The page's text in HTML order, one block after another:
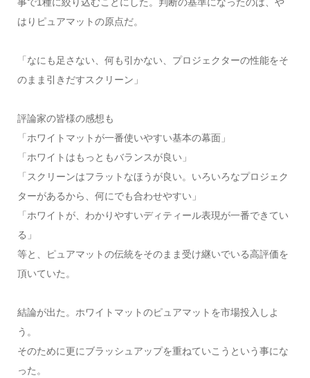
事で1種に絞り込むことにした。判断の基準になったのは、や
はりピュアマットの原点だ。
「なにも足さない、何も引かない、プロジェクターの性能をそ
のまま引きだすスクリーン」
評論家の皆様の感想も
「ホワイトマットが一番使いやすい基本の幕面」
「ホワイトはもっともバランスが良い」
「スクリーンはフラットなほうが良い。いろいろなプロジェク
ターがあるから、何にでも合わせやすい」
「ホワイトが、わかりやすいディティール表現が一番できてい
る」
等と、ピュアマットの伝統をそのまま受け継いでいる高評価を
頂いていた。
結論が出た。ホワイトマットのピュアマットを市場投入しよ
う。
そのために更にブラッシュアップを重ねていこうという事にな
った。